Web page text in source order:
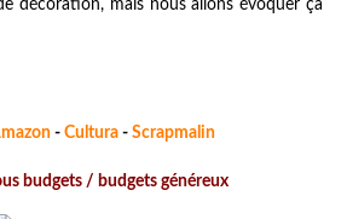
décoration, mais nous allons évoquer ça
- Cultura - Scrapmalin
budgets / budgets généreux